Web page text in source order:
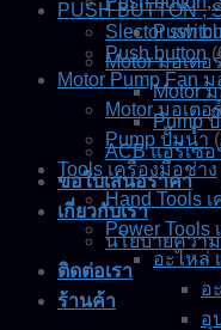
Push
Motor มอเต
Motor
Pump
ACB แอร์เซอ
ขอใบเสนอราคา
เกี่ยวกับเรา
นโยบายควา
ติดต่อเรา
ร้านค้า
PUSH BUTTON ,
Slector switch
Push button
Motor Pump Fan
Motor มอเตอ
Pump ปั๊มน้ำ
Tools เครื่องมือช่าง
Hand Tools
Power Tools
อะไหล่
อ
อุ